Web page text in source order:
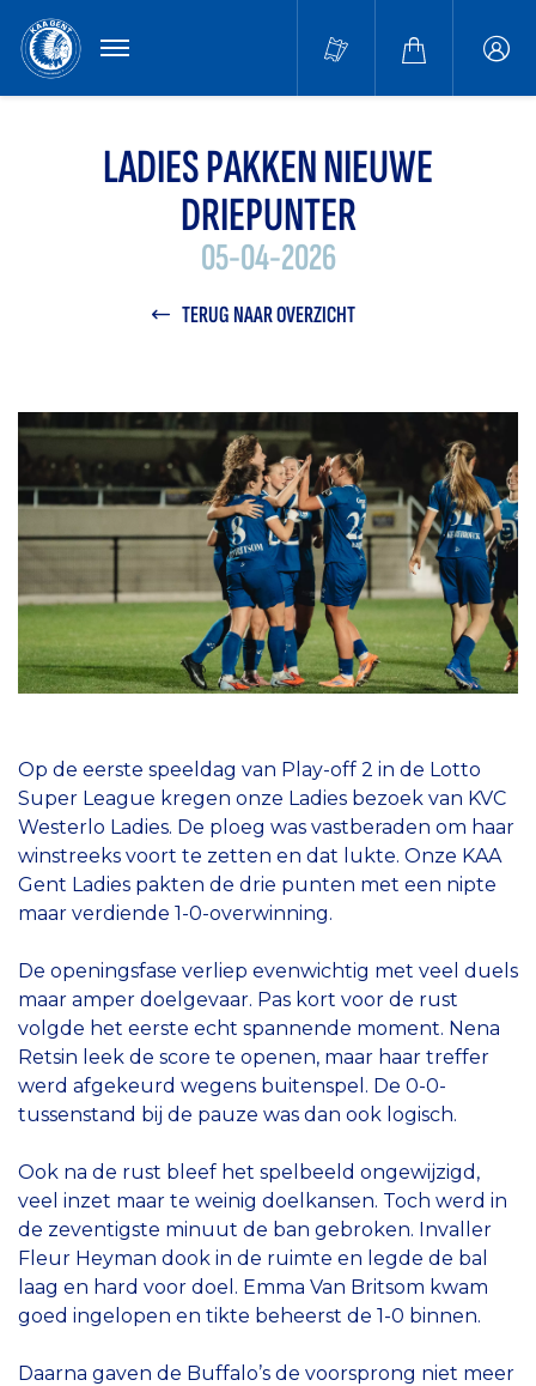
MENU
LADIES PAKKEN NIEUWE
DRIEPUNTER
05-04-2026
TERUG NAAR OVERZICHT
Op de eerste speeldag van Play-off 2 in de Lotto
Super League kregen onze Ladies bezoek van KVC
Westerlo Ladies. De ploeg was vastberaden om haar
winstreeks voort te zetten en dat lukte. Onze KAA
Gent Ladies pakten de drie punten met een nipte
maar verdiende 1-0-overwinning.
De openingsfase verliep evenwichtig met veel duels
maar amper doelgevaar. Pas kort voor de rust
volgde het eerste echt spannende moment. Nena
Retsin leek de score te openen, maar haar treffer
werd afgekeurd wegens buitenspel. De 0-0-
tussenstand bij de pauze was dan ook logisch.
Ook na de rust bleef het spelbeeld ongewijzigd,
veel inzet maar te weinig doelkansen. Toch werd in
de zeventigste minuut de ban gebroken. Invaller
Fleur Heyman dook in de ruimte en legde de bal
laag en hard voor doel. Emma Van Britsom kwam
goed ingelopen en tikte beheerst de 1-0 binnen.
Daarna gaven de Buffalo’s de voorsprong niet meer